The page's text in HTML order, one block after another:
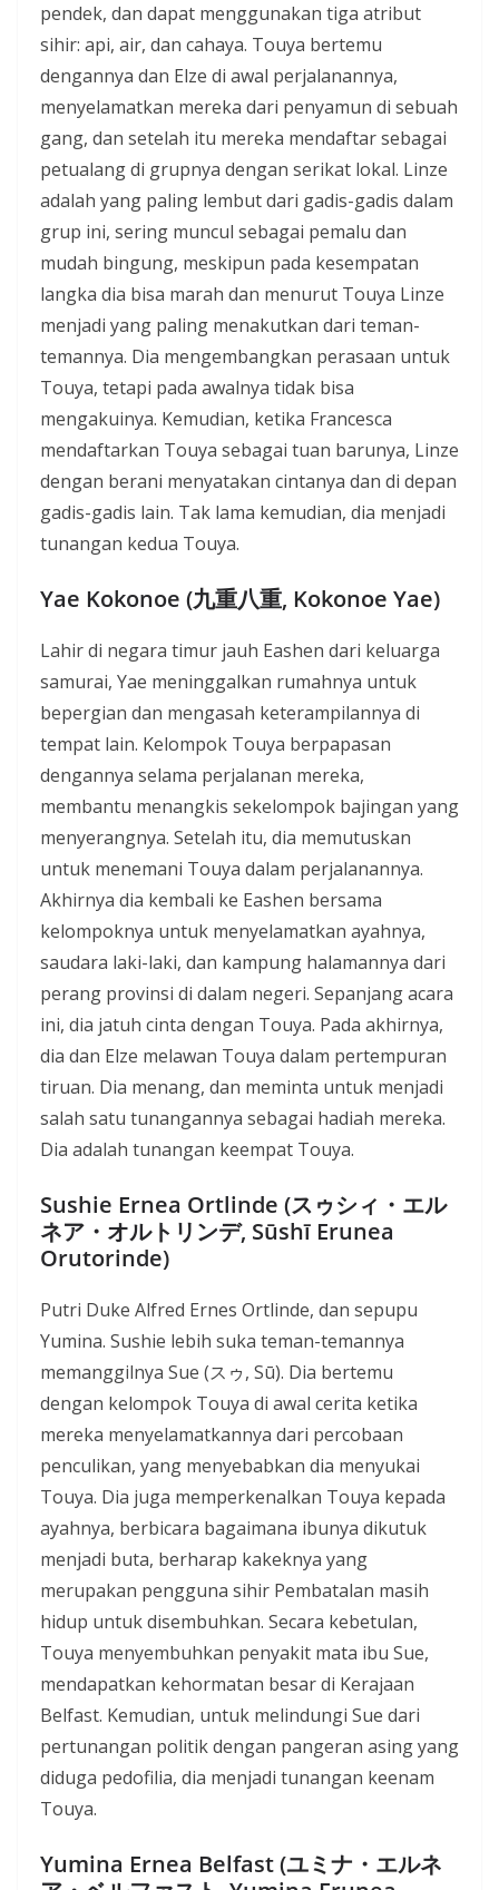
pendek, dan dapat menggunakan tiga atribut
sihir: api, air, dan cahaya. Touya bertemu
dengannya dan Elze di awal perjalanannya,
menyelamatkan mereka dari penyamun di sebuah
gang, dan setelah itu mereka mendaftar sebagai
petualang di grupnya dengan serikat lokal. Linze
adalah yang paling lembut dari gadis-gadis dalam
grup ini, sering muncul sebagai pemalu dan
mudah bingung, meskipun pada kesempatan
langka dia bisa marah dan menurut Touya Linze
menjadi yang paling menakutkan dari teman-
temannya. Dia mengembangkan perasaan untuk
Touya, tetapi pada awalnya tidak bisa
mengakuinya. Kemudian, ketika Francesca
mendaftarkan Touya sebagai tuan barunya, Linze
dengan berani menyatakan cintanya dan di depan
gadis-gadis lain. Tak lama kemudian, dia menjadi
tunangan kedua Touya.
Yae Kokonoe (九重八重, Kokonoe Yae)
Lahir di negara timur jauh Eashen dari keluarga
samurai, Yae meninggalkan rumahnya untuk
bepergian dan mengasah keterampilannya di
tempat lain. Kelompok Touya berpapasan
dengannya selama perjalanan mereka,
membantu menangkis sekelompok bajingan yang
menyerangnya. Setelah itu, dia memutuskan
untuk menemani Touya dalam perjalanannya.
Akhirnya dia kembali ke Eashen bersama
kelompoknya untuk menyelamatkan ayahnya,
saudara laki-laki, dan kampung halamannya dari
perang provinsi di dalam negeri. Sepanjang acara
ini, dia jatuh cinta dengan Touya. Pada akhirnya,
dia dan Elze melawan Touya dalam pertempuran
tiruan. Dia menang, dan meminta untuk menjadi
salah satu tunangannya sebagai hadiah mereka.
Dia adalah tunangan keempat Touya.
Sushie Ernea Ortlinde (スゥシィ・エル
ネア・オルトリンデ, Sūshī Erunea
Orutorinde)
Putri Duke Alfred Ernes Ortlinde, dan sepupu
Yumina. Sushie lebih suka teman-temannya
memanggilnya Sue (スゥ, Sū). Dia bertemu
dengan kelompok Touya di awal cerita ketika
mereka menyelamatkannya dari percobaan
penculikan, yang menyebabkan dia menyukai
Touya. Dia juga memperkenalkan Touya kepada
ayahnya, berbicara bagaimana ibunya dikutuk
menjadi buta, berharap kakeknya yang
merupakan pengguna sihir Pembatalan masih
hidup untuk disembuhkan. Secara kebetulan,
Touya menyembuhkan penyakit mata ibu Sue,
mendapatkan kehormatan besar di Kerajaan
Belfast. Kemudian, untuk melindungi Sue dari
pertunangan politik dengan pangeran asing yang
diduga pedofilia, dia menjadi tunangan keenam
Touya.
Yumina Ernea Belfast (ユミナ・エルネ